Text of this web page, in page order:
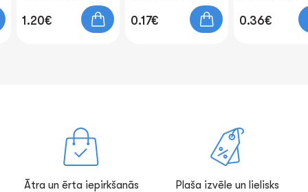
1.20€ 0.17€ 0.36€
Ātra un ērta iepirkšanās
Plaša izvēle un lielisks